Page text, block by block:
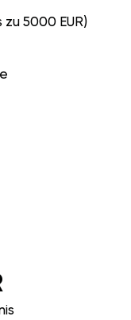
5000 EUR)